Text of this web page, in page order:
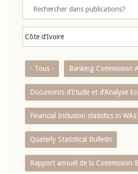
- Tous - Banking Commission
Documents d’Etude et d’Analyse
Financial Inclusion statistics in
Quaterly Statistical Bulletin
Rapport annuel de la Commission